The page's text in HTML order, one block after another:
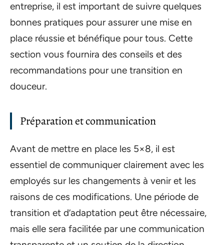
entreprise, il est important de suivre quelques
bonnes pratiques pour assurer une mise en
place réussie et bénéfique pour tous. Cette
section vous fournira des conseils et des
recommandations pour une transition en
douceur.
Préparation et communication
Avant de mettre en place les 5×8, il est
essentiel de communiquer clairement avec les
employés sur les changements à venir et les
raisons de ces modifications. Une période de
transition et d’adaptation peut être nécessaire,
mais elle sera facilitée par une communication